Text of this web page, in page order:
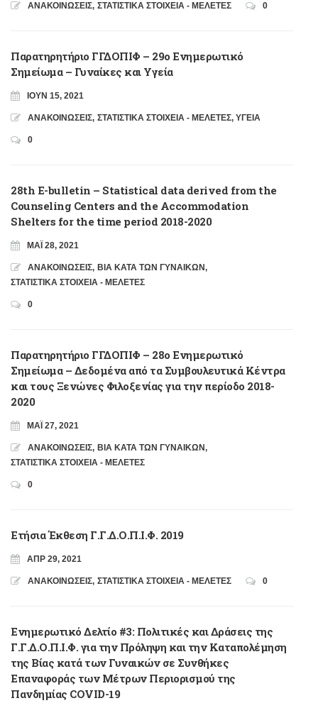
ΑΝΑΚΟΙΝΩΣΕΙΣ, ΣΤΑΤΙΣΤΙΚΑ ΣΤΟΙΧΕΙΑ - ΜΕΛΕΤΕΣ 0
Παρατηρητήριο ΓΓΔΟΠΙΦ – 29ο Ενημερωτικό
Σημείωμα – Γυναίκες και Υγεία
ΙΟΎΝ 15, 2021
ΑΝΑΚΟΙΝΩΣΕΙΣ, ΣΤΑΤΙΣΤΙΚΑ ΣΤΟΙΧΕΙΑ - ΜΕΛΕΤΕΣ, ΥΓΕΙΑ
0
28th E-bulletin – Statistical data derived from the
Counseling Centers and the Accommodation
Shelters for the time period 2018-2020
ΜΆΙ 28, 2021
ΑΝΑΚΟΙΝΩΣΕΙΣ, ΒΙΑ ΚΑΤΑ ΤΩΝ ΓΥΝΑΙΚΩΝ,
ΣΤΑΤΙΣΤΙΚΑ ΣΤΟΙΧΕΙΑ - ΜΕΛΕΤΕΣ
0
Παρατηρητήριο ΓΓΔΟΠΙΦ – 28ο Ενημερωτικό
Σημείωμα – Δεδομένα από τα Συμβουλευτικά Κέντρα
και τους Ξενώνες Φιλοξενίας για την περίοδο 2018-
2020
ΜΆΙ 27, 2021
ΑΝΑΚΟΙΝΩΣΕΙΣ, ΒΙΑ ΚΑΤΑ ΤΩΝ ΓΥΝΑΙΚΩΝ,
ΣΤΑΤΙΣΤΙΚΑ ΣΤΟΙΧΕΙΑ - ΜΕΛΕΤΕΣ
0
Ετήσια Έκθεση Γ.Γ.Δ.Ο.Π.Ι.Φ. 2019
ΑΠΡ 29, 2021
ΑΝΑΚΟΙΝΩΣΕΙΣ, ΣΤΑΤΙΣΤΙΚΑ ΣΤΟΙΧΕΙΑ - ΜΕΛΕΤΕΣ 0
Ενημερωτικό Δελτίο #3: Πολιτικές και Δράσεις της
Γ.Γ.Δ.Ο.Π.Ι.Φ. για την Πρόληψη και την Καταπολέμηση
της Βίας κατά των Γυναικών σε Συνθήκες
Επαναφοράς των Μέτρων Περιορισμού της
Πανδημίας COVID-19